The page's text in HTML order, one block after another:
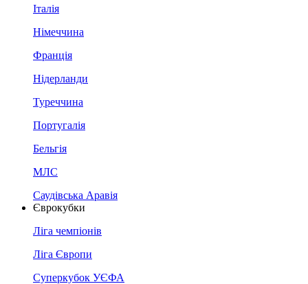
Італія
Німеччина
Франція
Нідерланди
Туреччина
Португалія
Бельгія
МЛС
Саудівська Аравія
Єврокубки
Ліга чемпіонів
Ліга Європи
Суперкубок УЄФА